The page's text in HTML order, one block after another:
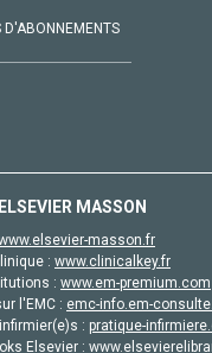
D'ABONNEMENTS
MASSON
masson.fr
: www.clinicalkey.fr
: www.em-premium.com
l'EMC : emc-info.em-
: pratique-
Elsevier :